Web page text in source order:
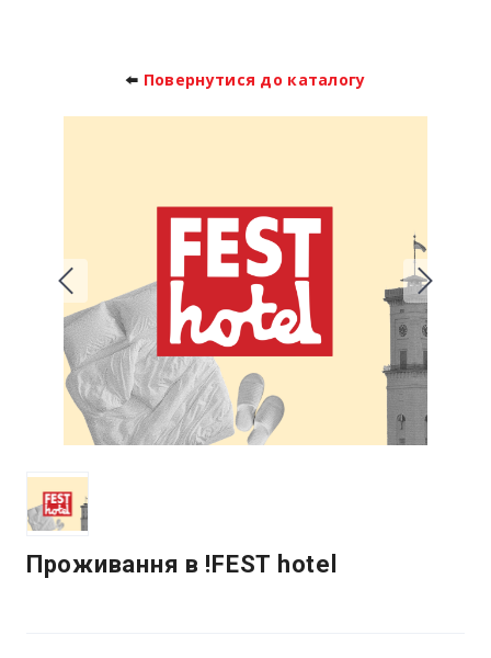
⬅️ Повернутися до каталогу
Проживання в !FEST hotel